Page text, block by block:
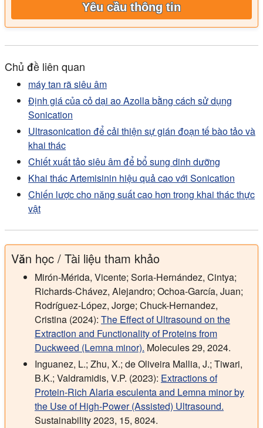
Yêu cầu thông tin
Chủ đề liên quan
máy tan rã siêu âm
Định giá của cỏ dại ao Azolla bằng cách sử dụng
Sonication
Ultrasonication để cải thiện sự gián đoạn tế bào tảo và
khai thác
Chiết xuất tảo siêu âm để bổ sung dinh dưỡng
Khai thác Artemisinin hiệu quả cao với Sonication
Chiến lược cho năng suất cao hơn trong khai thác thực
vật
Văn học / Tài liệu tham khảo
Mirón-Mérida, Vicente; Soria-Hernández, Cintya;
Richards-Chávez, Alejandro; Ochoa-García, Juan;
Rodríguez-López, Jorge; Chuck-Hernandez,
Cristina (2024): The Effect of Ultrasound on the
Extraction and Functionality of Proteins from
Duckweed (Lemna minor). Molecules 29, 2024.
Inguanez, L.; Zhu, X.; de Oliveira Mallia, J.; Tiwari,
B.K.; Valdramidis, V.P. (2023): Extractions of
Protein-Rich Alaria esculenta and Lemna minor by
the Use of High-Power (Assisted) Ultrasound.
Sustainability 2023, 15, 8024.